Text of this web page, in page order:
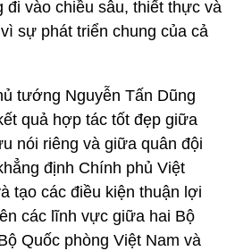
đi vào chiều sâu, thiết thực và
sự phát triển chung của cả
tướng Nguyễn Tấn Dũng
quả hợp tác tốt đẹp giữa
nói riêng và giữa quân đội
định Chính phủ Việt
tạo các điều kiện thuận lợi
các lĩnh vực giữa hai Bộ
Quốc phòng Việt Nam và